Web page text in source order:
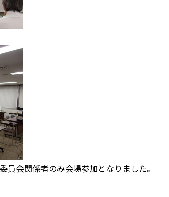
会関係者のみ会場参加となりました。